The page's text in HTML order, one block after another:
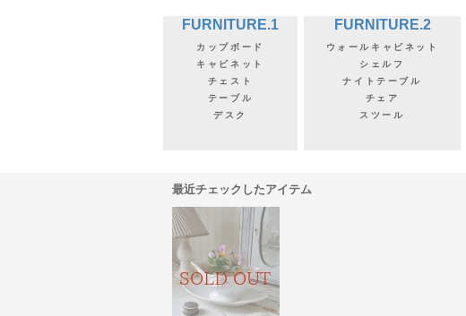
FURNITURE.1
カップボード
キャビネット
チェスト
テーブル
デスク
FURNITURE.2
ウォールキャビネット
シェルフ
ナイトテーブル
チェア
スツール
最近チェックしたアイテム